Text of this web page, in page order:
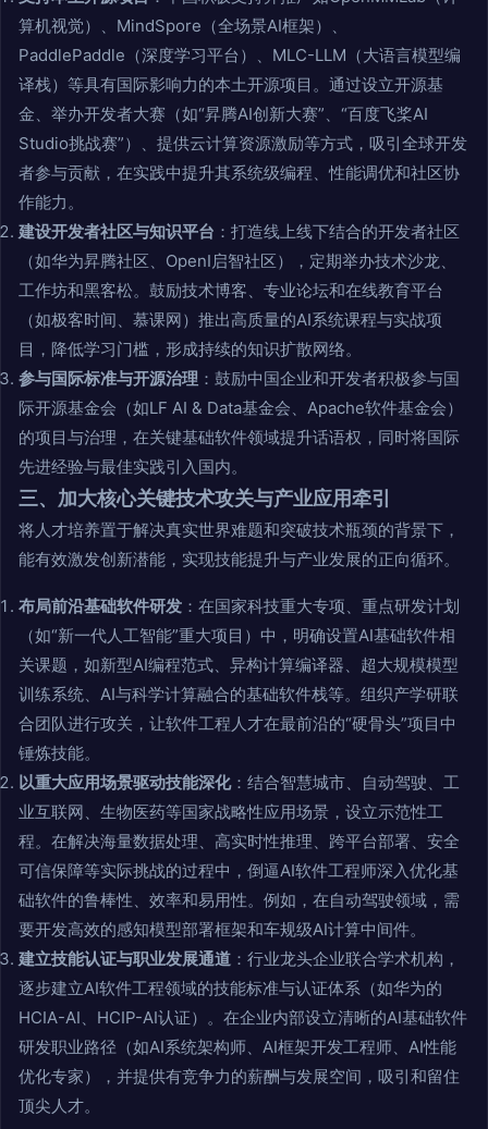
算机视觉）、MindSpore（全场景AI框架）、
PaddlePaddle（深度学习平台）、MLC-LLM（大语言模型编
译栈）等具有国际影响力的本土开源项目。通过设立开源基
金、举办开发者大赛（如“昇腾AI创新大赛”、“百度飞桨AI
Studio挑战赛”）、提供云计算资源激励等方式，吸引全球开发
者参与贡献，在实践中提升其系统级编程、性能调优和社区协
作能力。
建设开发者社区与知识平台 ：打造线上线下结合的开发者社区
（如华为昇腾社区、OpenI启智社区），定期举办技术沙龙、
工作坊和黑客松。鼓励技术博客、专业论坛和在线教育平台
（如极客时间、慕课网）推出高质量的AI系统课程与实战项
目，降低学习门槛，形成持续的知识扩散网络。
参与国际标准与开源治理 ：鼓励中国企业和开发者积极参与国
际开源基金会（如LF AI & Data基金会、Apache软件基金会）
的项目与治理，在关键基础软件领域提升话语权，同时将国际
先进经验与最佳实践引入国内。
三、加大核心关键技术攻关与产业应用牵引
将人才培养置于解决真实世界难题和突破技术瓶颈的背景下，
能有效激发创新潜能，实现技能提升与产业发展的正向循环。
布局前沿基础软件研发 ：在国家科技重大专项、重点研发计划
（如“新一代人工智能”重大项目）中，明确设置AI基础软件相
关课题，如新型AI编程范式、异构计算编译器、超大规模模型
训练系统、AI与科学计算融合的基础软件栈等。组织产学研联
合团队进行攻关，让软件工程人才在最前沿的“硬骨头”项目中
锤炼技能。
以重大应用场景驱动技能深化：结合智慧城市、自动驾驶、工
业互联网、生物医药等国家战略性应用场景，设立示范性工
程。在解决海量数据处理、高实时性推理、跨平台部署、安全
可信保障等实际挑战的过程中，倒逼AI软件工程师深入优化基
础软件的鲁棒性、效率和易用性。例如，在自动驾驶领域，需
要开发高效的感知模型部署框架和车规级AI计算中间件。
建立技能认证与职业发展通道 ：行业龙头企业联合学术机构，
逐步建立AI软件工程领域的技能标准与认证体系（如华为的
HCIA-AI、HCIP-AI认证）。在企业内部设立清晰的AI基础软件
研发职业路径（如AI系统架构师、AI框架开发工程师、AI性能
优化专家），并提供有竞争力的薪酬与发展空间，吸引和留住
顶尖人才。